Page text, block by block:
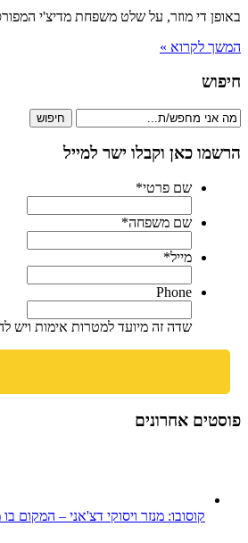
באופן די מוזר, על שלט משפחת מדיצ'י
המשך לקרוא »
חיפוש
חיפוש
הרשמו כאן וקבלו ישר למייל
שם פרטי*
שם משפחה*
מייל*
Phone
שדה זה מיועד למטרות אימות ויש
פוסטים אחרונים
קוסובו: מנזר ויסוקי דצ'אני – המקום